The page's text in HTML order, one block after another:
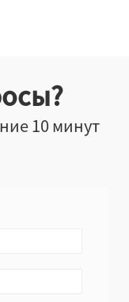
10 минут